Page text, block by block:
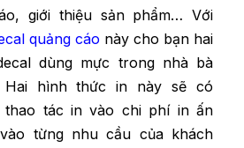
giới thiệu sản phẩm… Với
quảng cáo này cho bạn hai
dùng mực trong nhà bà
Hai hình thức in này sẽ có
thao tác in vào chi phí in ấn
từng nhu cầu của khách